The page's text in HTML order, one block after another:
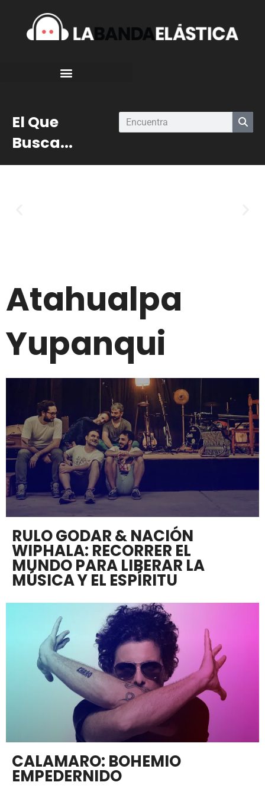
El Que
Busca...
Atahualpa
Yupanqui
RULO GODAR & NACIÓN
WIPHALA: RECORRER EL
MUNDO PARA LIBERAR LA
MÚSICA Y EL ESPÍRITU
CALAMARO: BOHEMIO
EMPEDERNIDO